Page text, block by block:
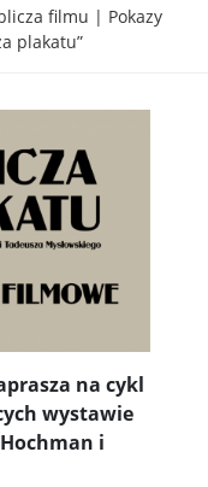
filmu | Pokazy
plakatu”
na cykl
wystawie
i